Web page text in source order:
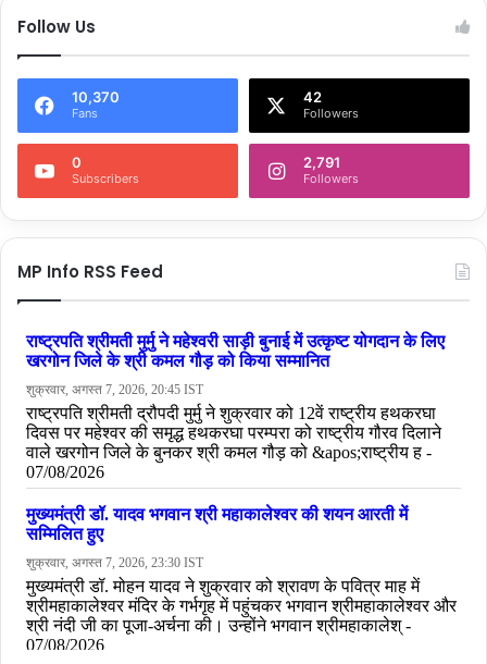
Follow Us
10,370
Fans
42
Followers
0
Subscribers
2,791
Followers
MP Info RSS Feed